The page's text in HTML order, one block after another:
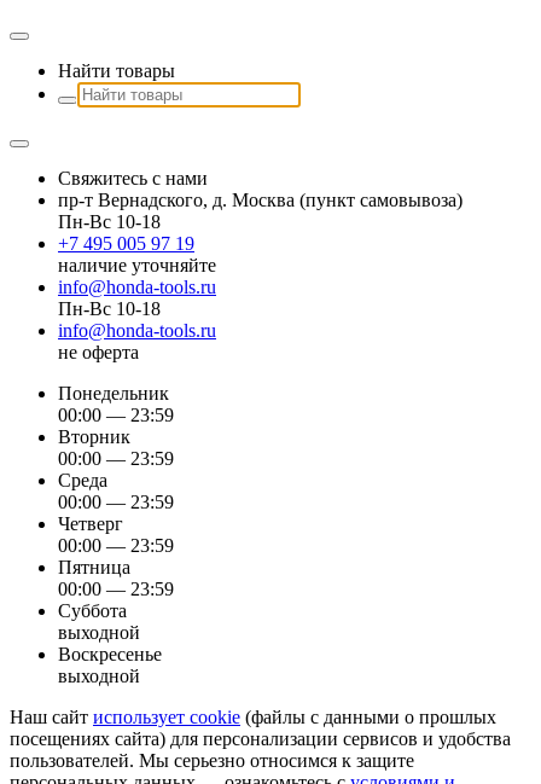
Найти товары
Свяжитесь с нами
пр-т Вернадского, д. Москва (пункт самовывоза)
Пн-Вс 10-18
+7 495 005 97 19
наличие уточняйте
info@honda-tools.ru
Пн-Вс 10-18
info@honda-tools.ru
не оферта
Понедельник
00:00 — 23:59
Вторник
00:00 — 23:59
Среда
00:00 — 23:59
Четверг
00:00 — 23:59
Пятница
00:00 — 23:59
Суббота
выходной
Воскресенье
выходной
Наш сайт использует cookie (файлы с данными о прошлых
посещениях сайта) для персонализации сервисов и удобства
пользователей. Мы серьезно относимся к защите